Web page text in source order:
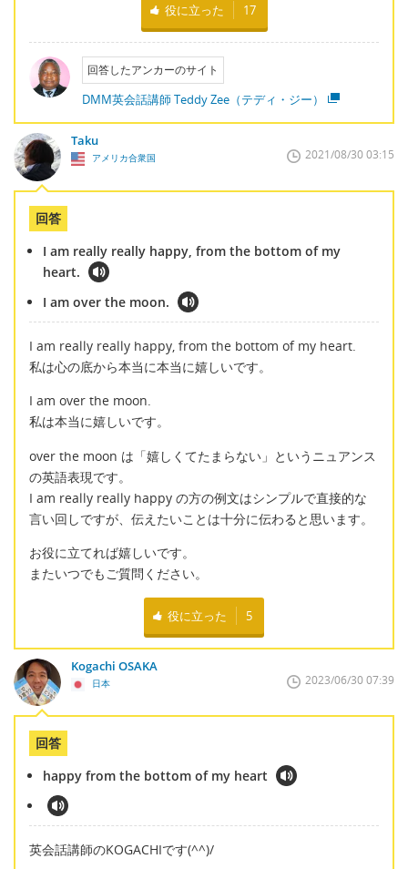
役に立った 17
回答したアンカーのサイト
DMM英会話講師 Teddy Zee（テディ・ジー）
Taku
アメリカ合衆国 2021/08/30 03:15
回答
I am really really happy, from the bottom of my
heart.
I am over the moon.
I am really really happy, from the bottom of my heart.
私は心の底から本当に本当に嬉しいです。
I am over the moon.
私は本当に嬉しいです。
over the moon は「嬉しくてたまらない」というニュアンス
の英語表現です。
I am really really happy の方の例文はシンプルで直接的な
言い回しですが、伝えたいことは十分に伝わると思います。
お役に立てれば嬉しいです。
またいつでもご質問ください。
役に立った 5
Kogachi OSAKA
日本 2023/06/30 07:39
回答
happy from the bottom of my heart
英会話講師のKOGACHIです(^^)/